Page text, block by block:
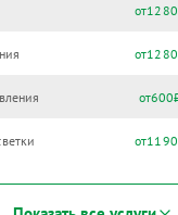
1280
1280
600
1190